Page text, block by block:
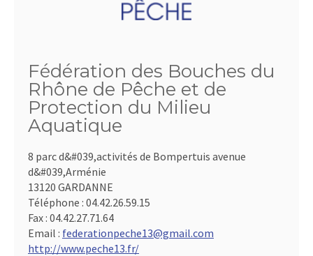
Fédération des Bouches du
Rhône de Pêche et de
Protection du Milieu
Aquatique
8 parc d&#039,activités de Bompertuis avenue
d&#039,Arménie
13120 GARDANNE
Téléphone : 04.42.26.59.15
Fax : 04.42.27.71.64
Email : federationpeche13@gmail.com
http://www.peche13.fr/